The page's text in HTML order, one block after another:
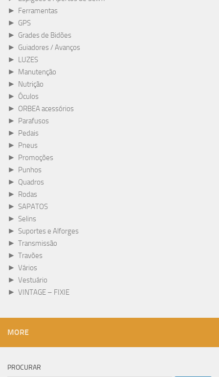
►
Ferramentas
► GPS
► Grades de Bidões
► Guiadores / Avanços
►
LUZES
►
Manutenção
►
Nutrição
► Óculos
► ORBEA acessórios
►
Parafusos
►
Pedais
►
Pneus
►
Promoções
►
Punhos
► Quadros
►
Rodas
► SAPATOS
► Selins
► Suportes e Alforges
► Transmissão
► Travões
► Vários
► Vestuário
► VINTAGE – FIXIE
MORE
PROCURAR